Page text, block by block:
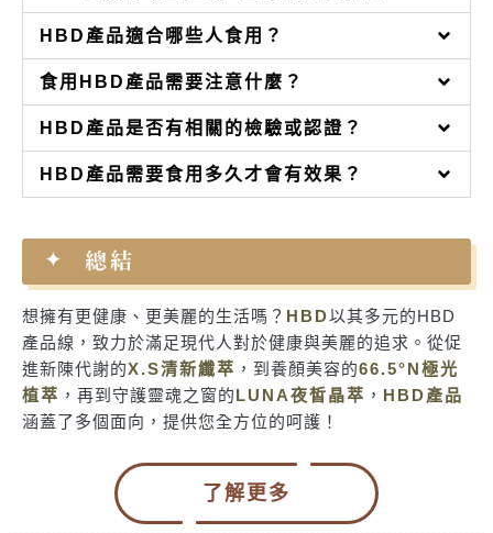
HBD產品適合哪些人食用？
食用HBD產品需要注意什麼？
HBD產品是否有相關的檢驗或認證？
HBD產品需要食用多久才會有效果？
總結
想擁有更健康、更美麗的生活嗎？ HBD以其多元的HBD
產品線，致力於滿足現代人對於健康與美麗的追求。從促
進新陳代謝的X.S清新纖萃 ，到養顏美容的66.5°N極光
植萃 ，再到守護靈魂之窗的LUNA夜皙晶萃 ， HBD產品
涵蓋了多個面向，提供您全方位的呵護！
了解更多